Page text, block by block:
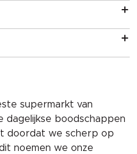
supermarkt van
dagelijkse boodschappen
doordat we scherp op
noemen we onze